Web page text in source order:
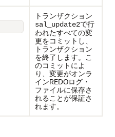
トランザクション
sal_update2で行
われたすべての変
更をコミットし、
トランザクション
を終了します。こ
のコミットによ
り、変更がオンラ
インREDOログ・
ファイルに保存さ
れることが保証さ
れます。